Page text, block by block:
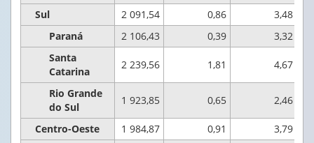
Sul
2 091,54 0,86
3,48
Paraná
2 106,43 0,39
3,32
Santa
Catarina
2 239,56 1,81 4,67
Rio Grande
do Sul
1 923,85 0,65 2,46
Centro-Oeste 1 984,87 0,91
3,79